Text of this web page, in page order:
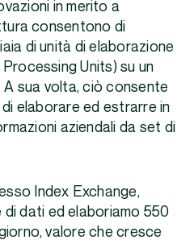
in merito a
consentono di
di unità di elaborazione
Units) su un
sua volta, ciò consente
elaborare ed estrarre in
aziendali da set di
Index Exchange,
dati ed elaboriamo 550
valore che cresce